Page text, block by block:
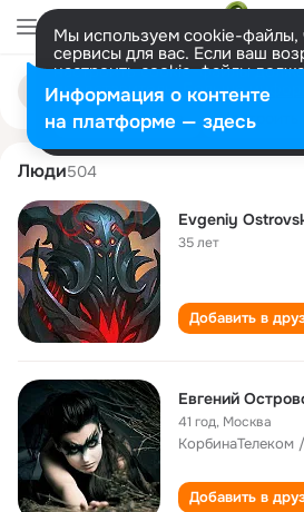
Мы используем cookie-файлы,
сервисы для вас. Если ваш
настроить cookie-файлы
представитель. Больше
Разрешить все Настроить
Поиск
людям
evgeniy ostrovskiy
Люди504
Evgeniy
35 лет
Добавить в
Евгений
41 год, Москва
КорбинаТелеком
Добавить в
Информация о контенте
на платформе — здесь